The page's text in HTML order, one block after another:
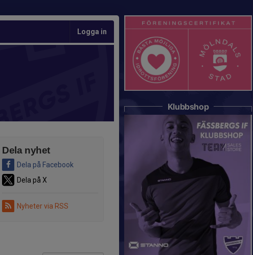
Logga in
Dela nyhet
Dela på Facebook
Dela på X
Nyheter via RSS
Klubbshop